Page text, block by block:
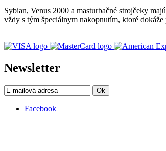
Sybian, Venus 2000 a masturbačné strojčeky
vždy s tým špeciálnym nakopnutím, ktoré
Newsletter
Ok
Facebook